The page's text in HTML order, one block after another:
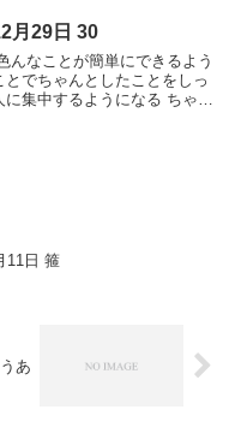
月29日 30
んなことが簡単にできるよう
とでちゃんとしたことをしっ
に集中するようになる ちゃん
11日 箍
あ